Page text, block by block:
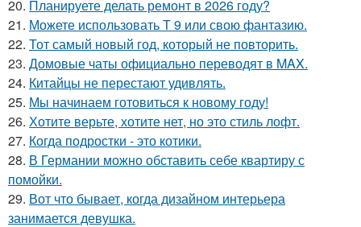
20. Планируете делать ремонт в 2026 году?
21. Можете использовать Т 9 или свою фантазию.
22. Тот самый новый год, который не повторить.
23. Домовые чаты официально переводят в MAX.
24. Китайцы не перестают удивлять.
25. Мы начинаем готовиться к новому году!
26. Хотите верьте, хотите нет, но это стиль лофт.
27. Когда подростки - это котики.
28. В Германии можно обставить себе квартиру с
помойки.
29. Вот что бывает, когда дизайном интерьера
занимается девушка.